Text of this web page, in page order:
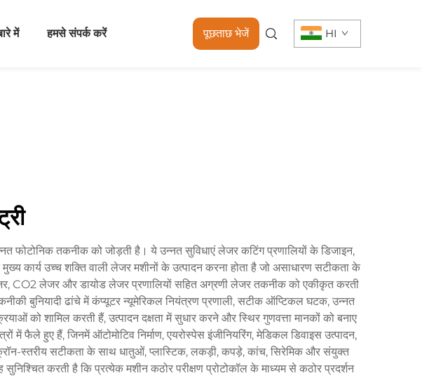
में हमसे संपर्क करें पूछताछ भेजें HI
फोटोनिक तकनीक को जोड़ती है। ये उन्नत सुविधाएं लेजर कटिंग प्रणालियों के डिजाइन,
कार्य उच्च शक्ति वाली लेजर मशीनों के उत्पादन करना होता है जो असाधारण सटीकता के
CO2 लेजर और डायोड लेजर प्रणालियों सहित अग्रणी लेजर तकनीक को एकीकृत करती
बुनियादी ढांचे में कंप्यूटर न्यूमेरिकल नियंत्रण प्रणाली, सटीक ऑप्टिकल घटक, उन्नत
को शामिल करती हैं, उत्पादन दक्षता में सुधार करने और स्थिर गुणवत्ता मानकों को बनाए
फैले हुए हैं, जिनमें ऑटोमोटिव निर्माण, एयरोस्पेस इंजीनियरिंग, मेडिकल डिवाइस उत्पादन,
स्तरीय सटीकता के साथ धातुओं, प्लास्टिक, लकड़ी, कपड़े, कांच, सिरेमिक और संयुक्त
करती है कि प्रत्येक मशीन कठोर परीक्षण प्रोटोकॉल के माध्यम से कठोर प्रदर्शन